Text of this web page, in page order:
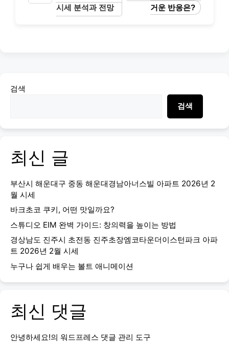
시세 분석과 전망
거운 반응은?
검색
검색
최신 글
부산시 해운대구 중동 해운대경남아너스빌 아파트 2026년 2
월 시세
바크초코 쿠키, 어떤 맛일까요?
스튜디오 EIM 완벽 가이드: 창의력을 높이는 방법
경상남도 진주시 초전동 진주초장엠코타운더이스턴파크 아파
트 2026년 2월 시세
누구나 쉽게 배우는 볼트 애니메이션
최신 댓글
안녕하세요!의 워드프레스 댓글 관리 도구